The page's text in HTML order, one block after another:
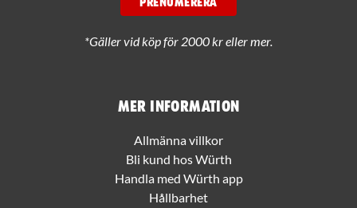
Mer information
Allmänna villkor
Bli kund hos Würth
Handla med Würth app
Hållbarhet
PRENUMERERA
*Gäller vid köp för 2000 kr eller mer.